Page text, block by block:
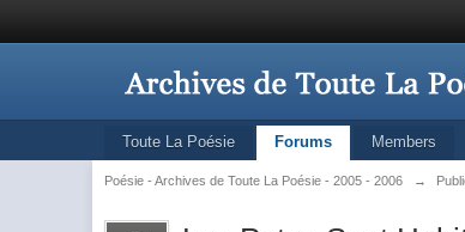
Toute La Poésie Forums Members
Poésie - Archives de Toute La Poésie - 2005 - 2006 →